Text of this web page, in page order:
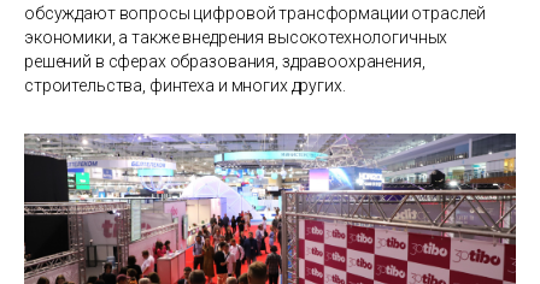
обсуждают вопросы цифровой трансформации отраслей
экономики, а также внедрения высокотехнологичных
решений в сферах образования, здравоохранения,
строительства, финтеха и многих других.